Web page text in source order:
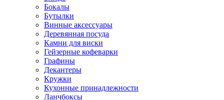
Бокалы
Бутылки
Винные аксессуары
Деревянная посуда
Камни для виски
Гейзерные кофеварки
Графины
Декантеры
Кружки
Кухонные принадлежности
Ланчбоксы